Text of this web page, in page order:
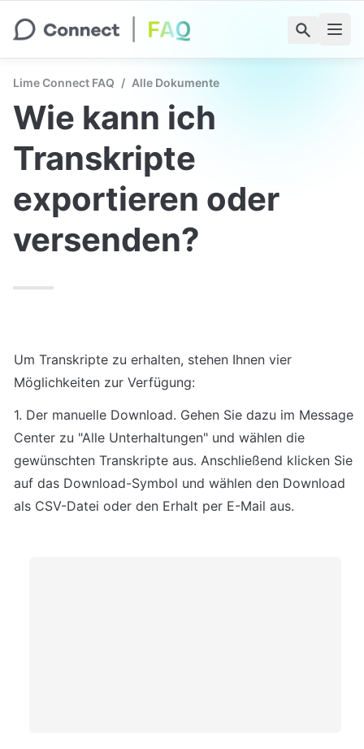
Lime Connect FAQ / Alle Dokumente
Wie kann ich
Transkripte
exportieren oder
versenden?
Um Transkripte zu erhalten, stehen Ihnen vier
Möglichkeiten zur Verfügung:
1. Der manuelle Download. Gehen Sie dazu im Message
Center zu "Alle Unterhaltungen" und wählen die
gewünschten Transkripte aus. Anschließend klicken Sie
auf das Download-Symbol und wählen den Download
als CSV-Datei oder den Erhalt per E-Mail aus.